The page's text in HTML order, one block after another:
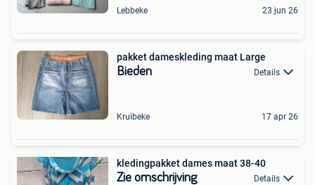
Lebbeke 23 jun 26
pakket dameskleding maat Large
Bieden Details
Kruibeke 17 apr 26
kledingpakket dames maat 38-40
Zie omschrijving Details